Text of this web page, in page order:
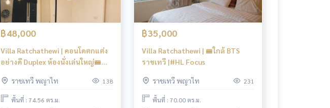
฿48,000
Villa Ratchathewi | คอนโดตกแต่ง
อย่างดี Duplex ห้องนั่งเล่นใหญ่🚝
ราชเทวี พญาไท
138
พื้นที่ : 74.56 ตร.ม.
฿35,000
Villa Ratchathewi | 🚝ใกล้ BTS
ราชเทวี |#HL Focus
ราชเทวี พญาไท 231
พื้นที่ : 70.00 ตร.ม.